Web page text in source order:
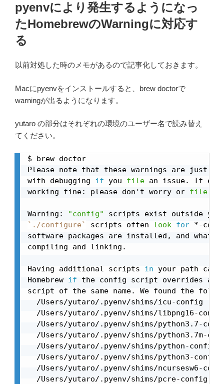
pyenvにより発生するようになっ
たHomebrewのWarningに対応す
る
以前対処した時のメモがあるので記事化しておきます。
Macにpyenvをインストールすると、brew doctorで
warningが出るようになります。
yutaro の部分はそれぞれの環境のユーザー名で読み替え
てください。
$ brew doctor
Please note that these warnings are just
with debugging if you file an issue. If
working fine: please don't worry or file
Warning:
"config"
` ./configure` scripts often look for *-
software packages are installed, and what
compiling and linking.
Having additional scripts in your path can
Homebrew if the config script overrides a
script of the same name. We found the
  /Users/yutaro/.pyenv/shims/icu-config
/Users/yutaro/.pyenv/shims/libpng16-
/Users/yutaro/.pyenv/shims/python3.7-
/Users/yutaro/.pyenv/shims/python3.7m-
  /Users/yutaro/.pyenv/shims/python-config
  /Users/yutaro/.pyenv/shims/python3-config
/Users/yutaro/.pyenv/shims/ncursesw6-
  /Users/yutaro/.pyenv/shims/pcre-config